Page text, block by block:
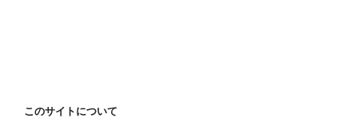
このサイトについて